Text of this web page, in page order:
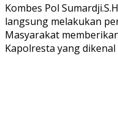
Kombes Pol
langsung melakukan
Masyarakat
Kapolresta yang